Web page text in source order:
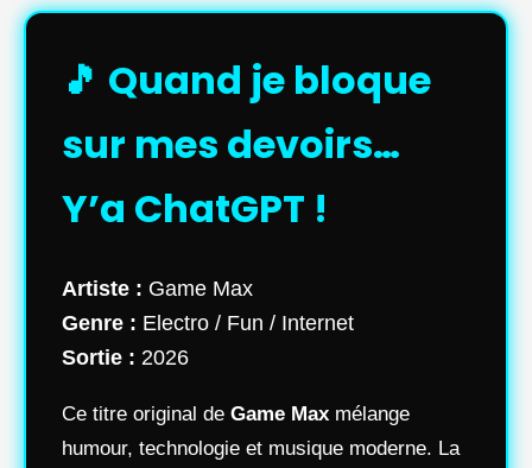
🎵 Quand je bloque
sur mes devoirs…
Y’a ChatGPT !
Artiste : Game Max
Genre : Electro / Fun / Internet
Sortie : 2026
Ce titre original de Game Max mélange
humour, technologie et musique moderne. La